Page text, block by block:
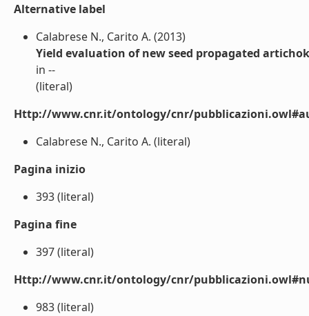
Alternative label
Calabrese N., Carito A. (2013)
Yield evaluation of new seed propagated
in --
(literal)
Http://www.cnr.it/ontology/cnr/
Calabrese N., Carito A. (literal)
Pagina inizio
393 (literal)
Pagina fine
397 (literal)
Http://www.cnr.it/ontology/cnr/
983 (literal)